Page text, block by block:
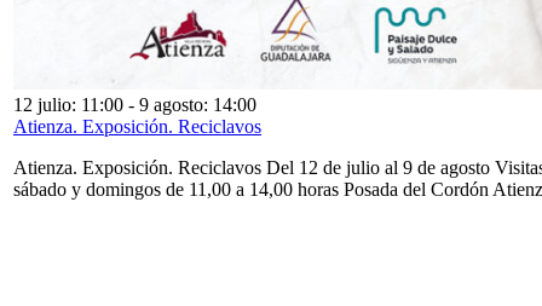
12 julio: 11:00 - 9 agosto: 14:00
Atienza. Exposición. Reciclavos
Atienza. Exposición. Reciclavos Del 12 de julio al 9 de agosto
sábado y domingos de 11,00 a 14,00 horas Posada del Cordón